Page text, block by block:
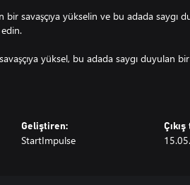
bir savaşçıya yükselin ve bu adada saygı
yüksel, bu adada saygı duyulan
Geliştiren:
StartImpulse